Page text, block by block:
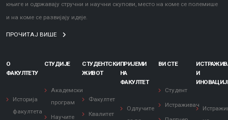
књиге и одржавају стручни и научни скупови, место на коме се полемише
и на коме се развијају идеје.
ПРОЧИТАЈ ВИШЕ
О
ФАКУЛТЕТУ
Историја
факултета
СТУДИЈЕ
Академски
програм
Научите
СТУДЕНТСКИ
ЖИВОТ
Факултет
Квалитет
ПРИЈЕМИ
НА
ФАКУЛТЕТ
Одлучите
ВИ СТЕ
Студент
Истраживач
И